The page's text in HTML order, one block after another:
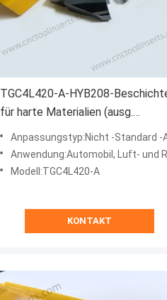
TGC4L420-A-HYB208-
für harte Materialien (ausg.
hochfeste Legierungen)
Anpassungstyp:Nicht -Standard -
Anwendung:Automobil, Luft- und Raumfahrt, Energie,
Modell:TGC4L420-A
KONTAKT